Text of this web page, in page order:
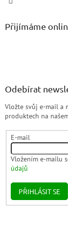
Přijímáme
Odebírat
Vložte svůj e-mail a
produktech na
E-mail
Vložením e-mailu
údajů
PŘIHLÁSIT SE